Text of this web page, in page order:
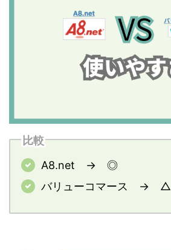
比較
A8.net → ◎
バリューコマース → △